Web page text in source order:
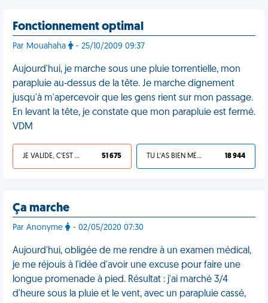
Fonctionnement optimal
Par Mouahaha - 25/10/2009 09:37
Aujourd'hui, je marche sous une pluie torrentielle, mon
parapluie au-dessus de la tête. Je marche dignement
jusqu'à m'apercevoir que les gens rient sur mon passage.
En levant la tête, je constate que mon parapluie est fermé.
VDM
JE VALIDE, C'EST UNE VDM 51 675 TU L'AS BIEN MÉRITÉ 18 944
Ça marche
Par Anonyme - 02/05/2020 07:30
Aujourd'hui, obligée de me rendre à un examen médical,
je me réjouis à l'idée d'avoir une excuse pour faire une
longue promenade à pied. Résultat : j'ai marché 3/4
d'heure sous la pluie et le vent, avec un parapluie cassé,